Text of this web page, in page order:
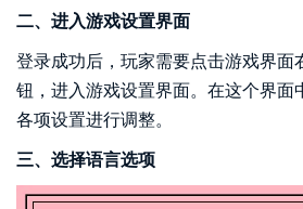
二、进入游戏设置界面
登录成功后，玩家需要点击游戏界面
钮，进入游戏设置界面。在这个界面
各项设置进行调整。
三、选择语言选项